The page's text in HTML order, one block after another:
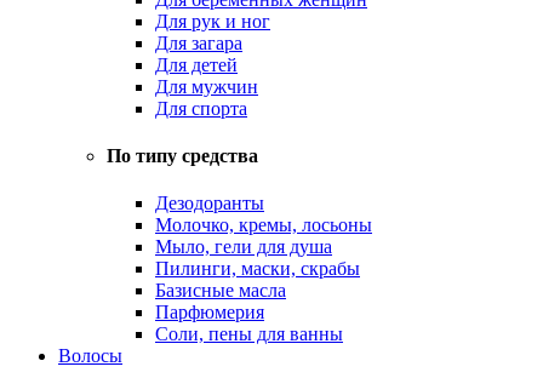
Для рук и ног
Для загара
Для детей
Для мужчин
Для спорта
По типу средства
Дезодоранты
Молочко, кремы, лосьоны
Мыло, гели для душа
Пилинги, маски, скрабы
Базисные масла
Парфюмерия
Соли, пены для ванны
Волосы